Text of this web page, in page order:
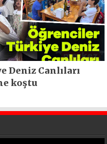
Deniz Canlıları
koştu